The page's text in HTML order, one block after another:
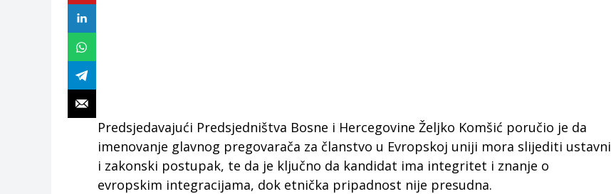
Predsjedavajući Predsjedništva Bosne i Hercegovine Željko Komšić poručio je da
imenovanje glavnog pregovarača za članstvo u Evropskoj uniji mora slijediti ustavni
i zakonski postupak, te da je ključno da kandidat ima integritet i znanje o
evropskim integracijama, dok etnička pripadnost nije presudna.